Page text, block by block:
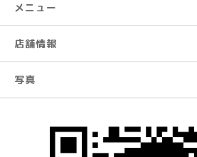
メニュー
店舗情報
写真